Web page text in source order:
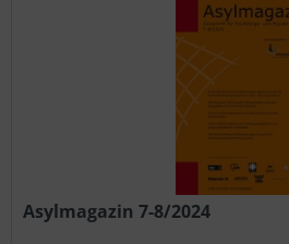
Asylmagazin 7-8/2024